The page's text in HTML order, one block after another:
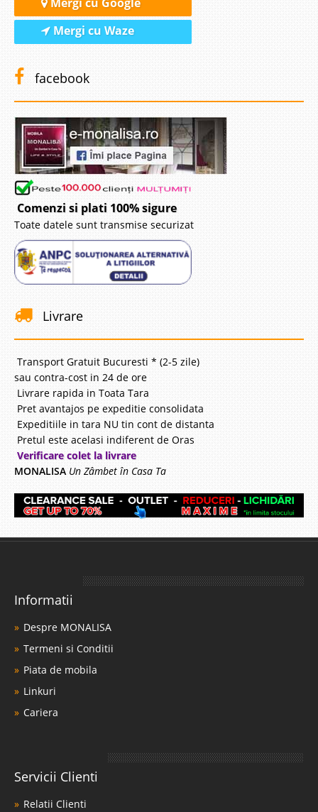
Mergi cu Waze
facebook
Comenzi si plati 100% sigure
Toate datele sunt transmise securizat
Livrare
Transport Gratuit Bucuresti * (2-5 zile)
sau contra-cost in 24 de ore
Livrare rapida in Toata Tara
Pret avantajos pe expeditie consolidata
Expeditiile in tara NU tin cont de distanta
Pretul este acelasi indiferent de Oras
Verificare colet la livrare
MONALISA Un Zâmbet în Casa Ta
Informatii
Despre MONALISA
Termeni si Conditii
Piata de mobila
Linkuri
Cariera
Servicii Clienti
Relatii Clienti